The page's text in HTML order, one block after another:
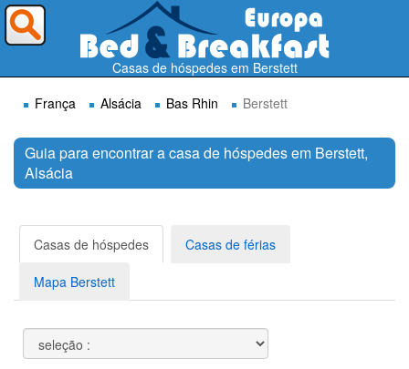
Casas de hóspedes em Berstett
França
Alsácia Bas Rhin Berstett
Guia para encontrar a casa de hóspedes em Berstett,
Alsácia
Casas de hóspedes Casas de férias
Mapa Berstett
Para onde deseja ir ?